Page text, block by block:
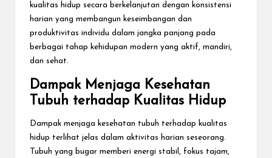
kualitas hidup secara berkelanjutan dengan konsistensi
harian yang membangun keseimbangan dan
produktivitas individu dalam jangka panjang pada
berbagai tahap kehidupan modern yang aktif, mandiri,
dan sehat.
Dampak Menjaga Kesehatan
Tubuh terhadap Kualitas Hidup
Dampak menjaga kesehatan tubuh terhadap kualitas
hidup terlihat jelas dalam aktivitas harian seseorang.
Tubuh yang bugar memberi energi stabil, fokus tajam,